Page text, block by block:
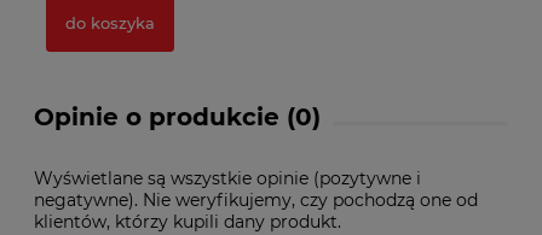
do koszyka
Opinie o produkcie (0)
Wyświetlane są wszystkie opinie (pozytywne i
negatywne). Nie weryfikujemy, czy pochodzą one od
klientów, którzy kupili dany produkt.